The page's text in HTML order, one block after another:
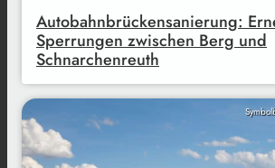
Autobahnbrückensanierung:
Sperrungen zwischen Berg und
Schnarchenreuth